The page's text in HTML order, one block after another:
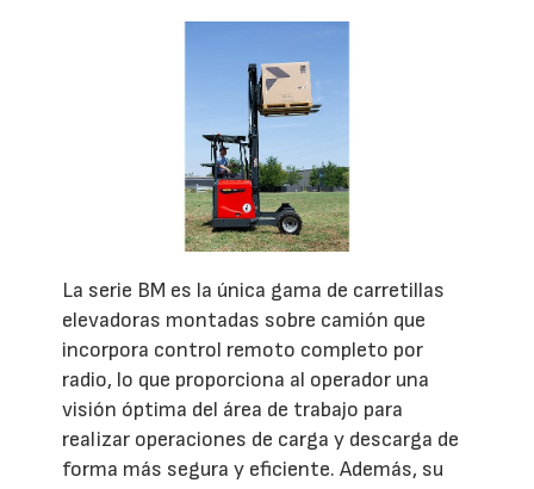
La serie BM es la única gama de carretillas
elevadoras montadas sobre camión que
incorpora control remoto completo por
radio, lo que proporciona al operador una
visión óptima del área de trabajo para
realizar operaciones de carga y descarga de
forma más segura y eficiente. Además, su